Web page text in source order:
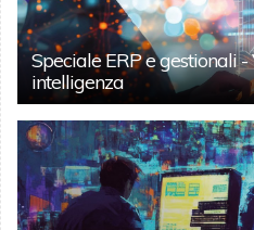
Speciale ERP e gestionali
intelligenza